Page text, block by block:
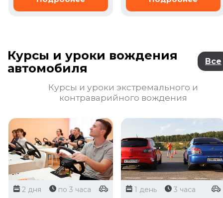
Курсы и уроки вождения
автомобиля
Все
Курсы и уроки экстремального и
контраварийного вождения
2 дня по 3 часа 1 день 3 часа